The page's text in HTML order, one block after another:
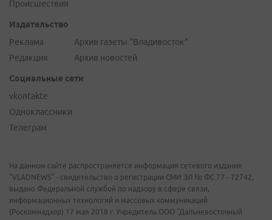
Происшествия
Издательство
Реклама
Редакция
Архив газеты "Владивосток"
Архив новостей
Социальные сети
vkontakte
Одноклассники
Телеграм
На данном сайте распространяется информация сетевого издания
"VLADNEWS" - свидетельство о регистрации СМИ ЭЛ № ФС 77 - 72742,
выдано Федеральной службой по надзору в сфере связи,
информационных технологий и массовых коммуникаций
(Роскомнадзор) 17 мая 2018 г. Учредитель ООО "Дальневосточный